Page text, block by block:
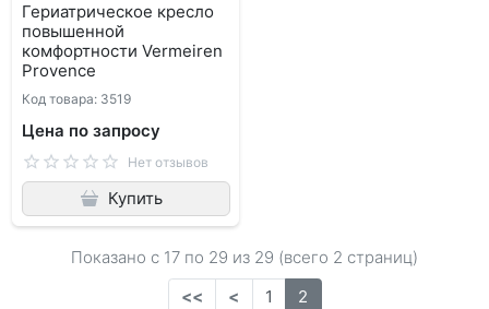
Гериатрическое кресло
повышенной
комфортности Vermeiren
Provence
Код товара: 3519
Цена по запросу
Нет отзывов
Купить
Показано с 17 по 29 из 29 (всего 2 страниц)
<<
< 1 2